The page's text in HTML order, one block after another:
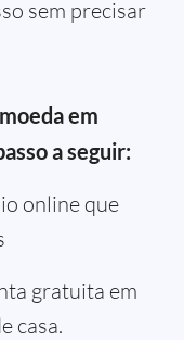
sem precisar
em
a seguir:
online que
gratuita em
casa.